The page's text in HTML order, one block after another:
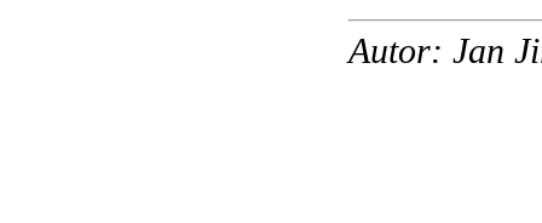
Autor: Jan